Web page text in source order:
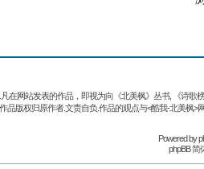
在网站发表的作品，即视为向《北美枫》丛书, 《诗
作品版权归原作者.文责自负.作品的观点与<酷我-北美枫>
Powered by
phpBB 简